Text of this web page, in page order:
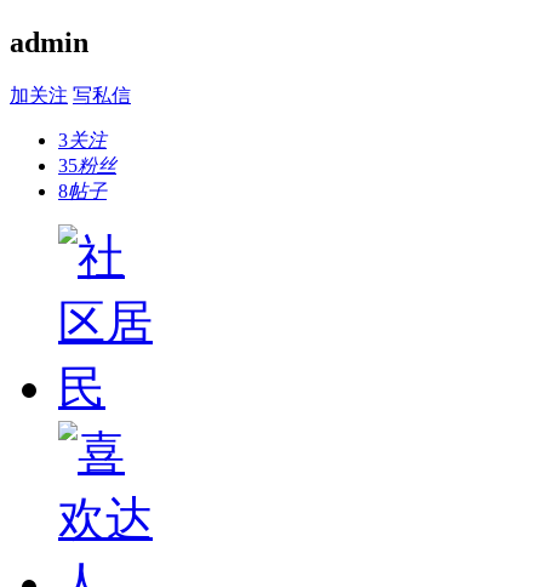
admin
加关注 写私信
3关注
35粉丝
8帖子